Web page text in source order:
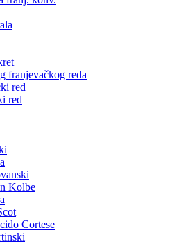
franjevačkog reda
red
red
Kolbe
Cortese